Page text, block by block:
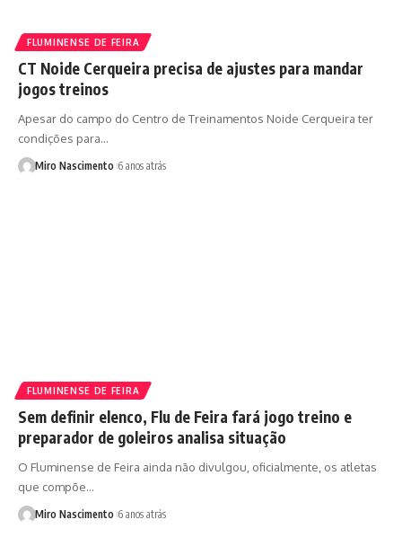
FLUMINENSE DE FEIRA
CT Noide Cerqueira precisa de ajustes para mandar
jogos treinos
Apesar do campo do Centro de Treinamentos Noide Cerqueira ter
condições para…
Miro Nascimento 6 anos atrás
FLUMINENSE DE FEIRA
Sem definir elenco, Flu de Feira fará jogo treino e
preparador de goleiros analisa situação
O Fluminense de Feira ainda não divulgou, oficialmente, os atletas
que compõe…
Miro Nascimento 6 anos atrás